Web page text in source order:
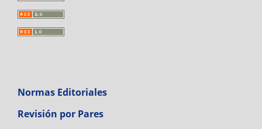
Normas Editoriales
Revisión por Pares